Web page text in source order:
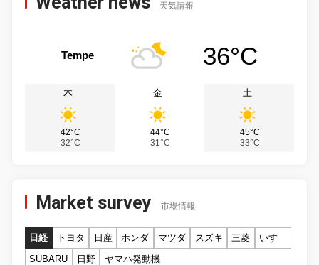
天気情報
Tempe 36°C
木
42°C
32°C
金
44°C
31°C
土
45°C
33°C
Market survey 市場情報
日経 トヨタ 日産 ホンダ マツダ スズキ 三菱
いすゞ
SUBARU
日野 ヤマハ発動機